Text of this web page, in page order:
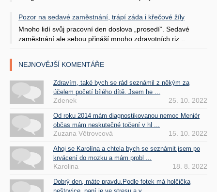
Pozor na sedavé zaměstnání, trápí záda i křečové žíly
Mnoho lidí svůj pracovní den doslova „prosedí“. Sedavé
zaměstnání ale sebou přináší mnoho zdravotních riz ..
NEJNOVĚJŠÍ KOMENTÁŘE
Zdravím, také bych se rád seznámil z někým za
účelem početí bílého dítě. Jsem he ...
Zdenek 25. 10. 2022
Od roku 2014 mám diagnostikovanou nemoc Meniér
občas mám neskutečné točení v hl ...
Zuzana Větrovcová 15. 10. 2022
Ahoj se Karolína a chtela bych se seznámit jsem po
krvácení do mozku a mám probl ...
Karolina 18. 8. 2022
Dobrý den, máte pravdu.Podle fotek má holčička